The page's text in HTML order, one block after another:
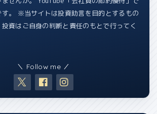
す。 ※当サイトは投資助言を目的とするもの
資はご自身の判断と責任のもとで行ってく
＼ Follow me ／